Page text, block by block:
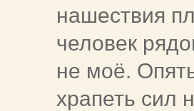
нашествия
человек
не моё.
храпеть сил